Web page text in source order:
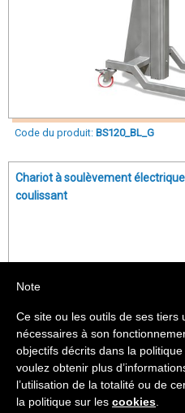
Code du produit: BS120_BL_G
Chariot à soulèvement
coulissant
Note
Ce site ou les outils de ses tiers
nécessaires à son
objectifs décrits dans la
voulez obtenir plus
l’utilisation de la totalité ou de
la politique sur les cookies